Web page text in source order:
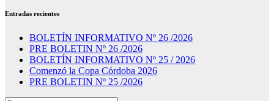
Entradas recientes
BOLETÍN INFORMATIVO Nº 26 /2026
PRE BOLETIN Nº 26 /2026
BOLETÍN INFORMATIVO Nº 25 / 2026
Comenzó la Copa Córdoba 2026
PRE BOLETIN Nº 25 /2026